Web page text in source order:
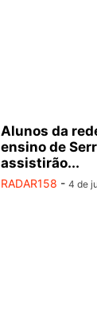
Alunos da
ensino de
assistirão...
RADAR158 - 4 de